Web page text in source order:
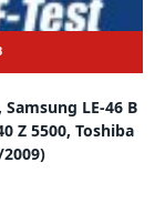
Samsung LE-46 B
Z 5500, Toshiba